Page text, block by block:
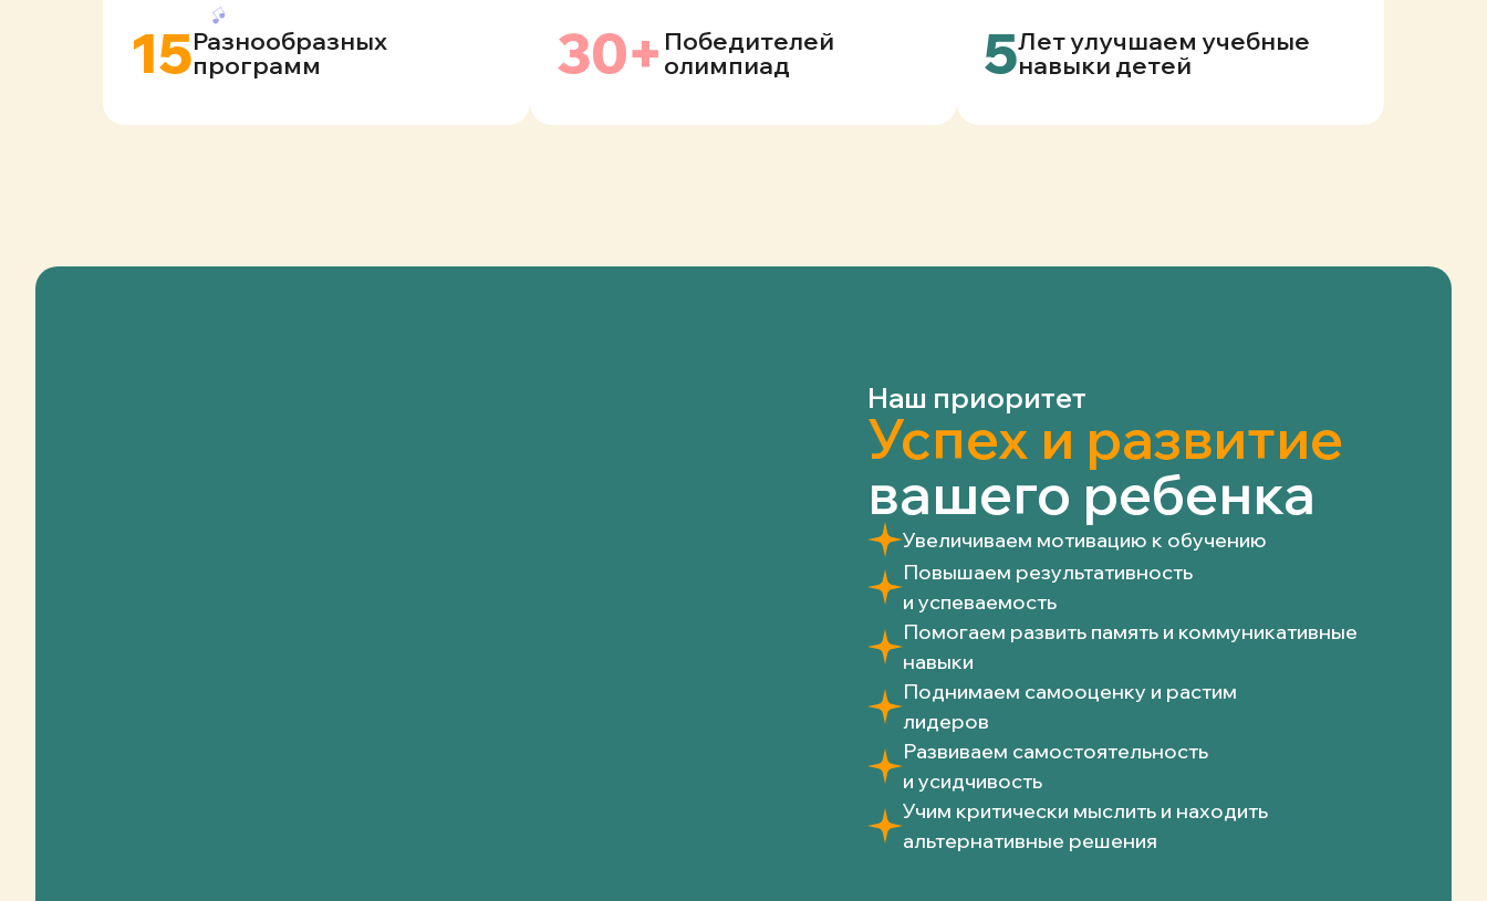
15Разнообразных
программ 30+ Победителей
олимпиад 5Лет улучшаем учебные
навыки детей
Наш приоритет
Успех и развитие
вашего ребенка
Увеличиваем мотивацию к обучению
Повышаем результативность
и успеваемость
Помогаем развить память и коммуникативные
навыки
Поднимаем самооценку и растим
лидеров
Развиваем самостоятельность
и усидчивость
Учим критически мыслить и находить
альтернативные решения